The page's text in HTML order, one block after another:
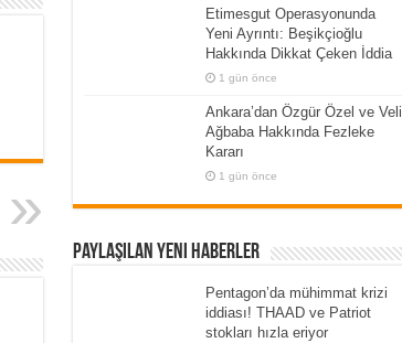
Etimesgut Operasyonunda
Yeni Ayrıntı: Beşikçioğlu
Hakkında Dikkat Çeken İddia
1 gün önce
Ankara’dan Özgür Özel ve Veli
Ağbaba Hakkında Fezleke
Kararı
1 gün önce
Paylaşılan Yeni Haberler
Pentagon’da mühimmat krizi
iddiası! THAAD ve Patriot
stokları hızla eriyor